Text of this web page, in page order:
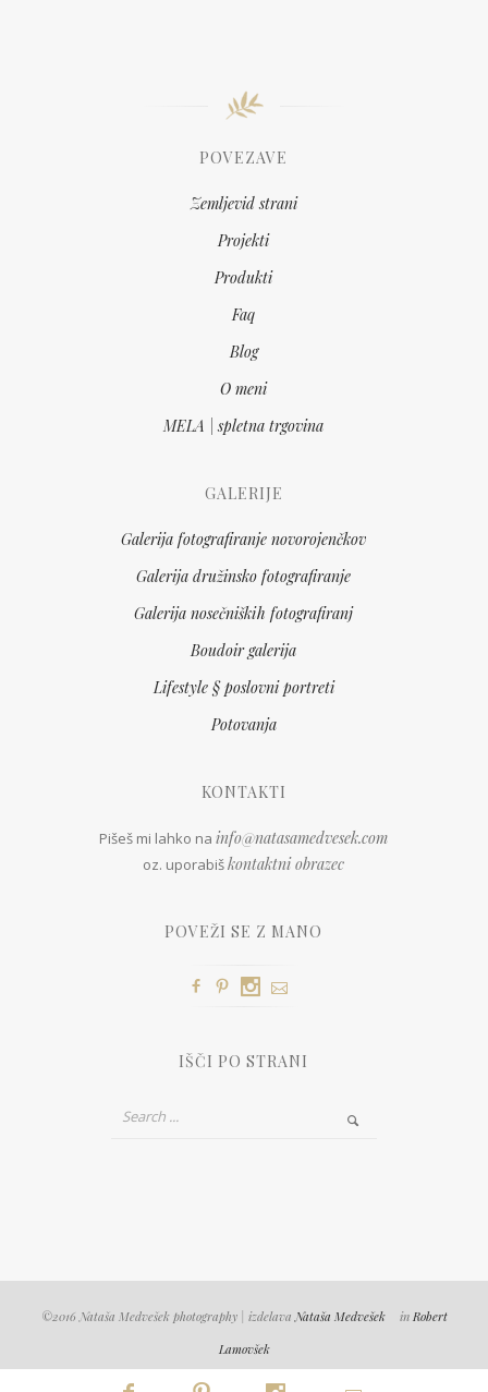
POVEZAVE
Zemljevid strani
Projekti
Produkti
Faq
Blog
O meni
MELA | spletna trgovina
GALERIJE
Galerija fotografiranje novorojenčkov
Galerija družinsko fotografiranje
Galerija nosečniških fotografiranj
Boudoir galerija
Lifestyle § poslovni portreti
Potovanja
KONTAKTI
Pišeš mi lahko nainfo@natasamedvesek.com
oz. uporabiškontaktni obrazec
POVEŽI SE Z MANO
IŠČI PO STRANI
©2016 Nataša Medvešek photography | izdelavaNataša Medvešek in Robert
Lamovšek